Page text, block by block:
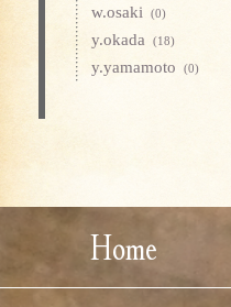
w.osaki (0)
y.okada (18)
y.yamamoto (0)
Home